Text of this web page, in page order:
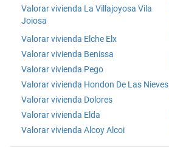
Valorar vivienda La Villajoyosa Vila
Joiosa
Valorar vivienda Elche Elx
Valorar vivienda Benissa
Valorar vivienda Pego
Valorar vivienda Hondon De Las Nieves
Valorar vivienda Dolores
Valorar vivienda Elda
Valorar vivienda Alcoy Alcoi